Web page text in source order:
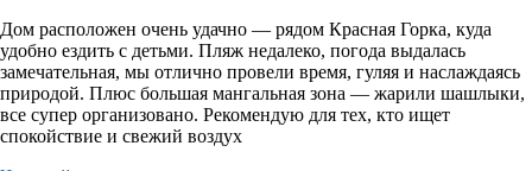
Дом расположен очень удачно — рядом Красная Горка, куда
удобно ездить с детьми. Пляж недалеко, погода выдалась
замечательная, мы отлично провели время, гуляя и наслаждаясь
природой. Плюс большая мангальная зона — жарили шашлыки,
все супер организовано. Рекомендую для тех, кто ищет
спокойствие и свежий воздух